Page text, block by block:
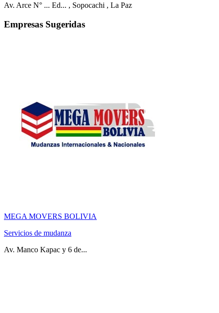
Av. Arce N° ... Ed... , Sopocachi , La Paz
Empresas Sugeridas
MEGA MOVERS BOLIVIA
Servicios de mudanza
Av. Manco Kapac y 6 de...